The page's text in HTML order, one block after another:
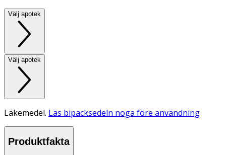
Välj apotek
Välj apotek
Läkemedel. Läs bipacksedeln noga före användning
Produktfakta